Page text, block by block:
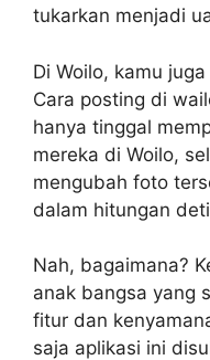
tukarkan menjadi
Di Woilo, kamu
Cara posting di
hanya tinggal
mereka di Woilo,
mengubah foto
dalam hitungan
Nah, bagaimana?
anak bangsa yang
fitur dan
saja aplikasi ini